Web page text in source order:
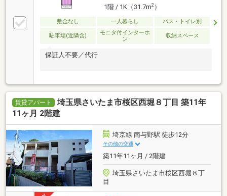
1階 / 1K（31.7m2）
敷金なし 一人暮らし バス・トイレ別
駐車場(近隣含)
モニタ付インターホ
ン
収納スペース
保証人不要／代行
賃貸アパート
埼玉県さいたま市桜区西堀８丁目 築11年
11ヶ月 2階建
埼京線 南与野駅 徒歩12分
その他の交通
築11年11ヶ月 / 2階建
埼玉県さいたま市桜区西堀８丁
目